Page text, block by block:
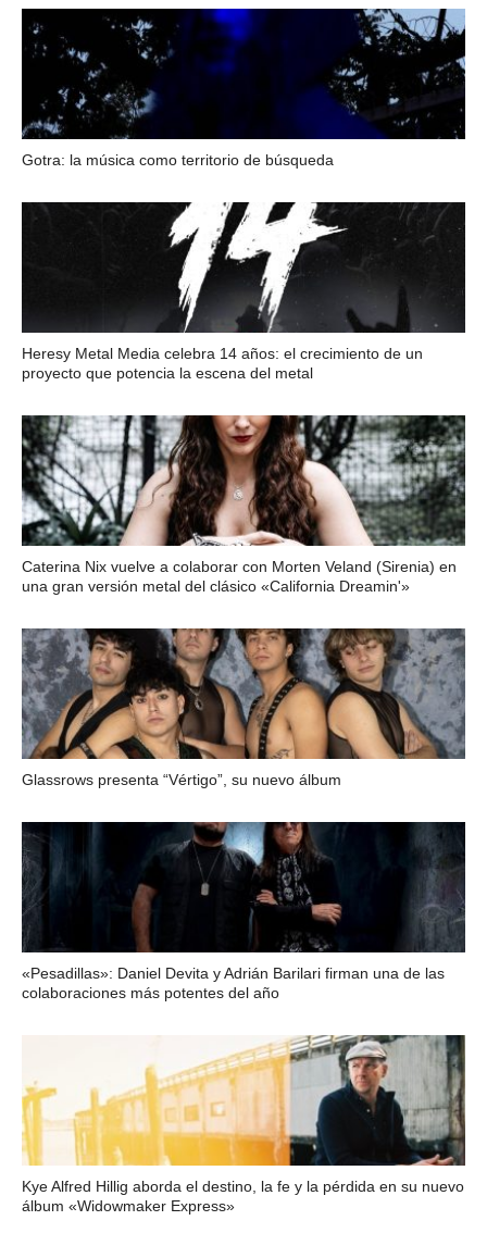
Gotra: la música como territorio de búsqueda
Heresy Metal Media celebra 14 años: el crecimiento de un
proyecto que potencia la escena del metal
Caterina Nix vuelve a colaborar con Morten Veland (Sirenia) en
una gran versión metal del clásico «California Dreamin'»
Glassrows presenta “Vértigo”, su nuevo álbum
«Pesadillas»: Daniel Devita y Adrián Barilari firman una de las
colaboraciones más potentes del año
Kye Alfred Hillig aborda el destino, la fe y la pérdida en su nuevo
álbum «Widowmaker Express»